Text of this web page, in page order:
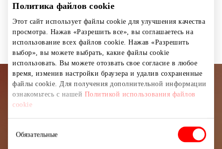
Политика файлов cookie
Этот сайт использует файлы cookie для улучшения качества
просмотра. Нажав «Разрешить все», вы соглашаетесь на
использование всех файлов cookie. Нажав «Разрешить
выбор», вы можете выбрать, какие файлы cookie
использовать. Вы можете отозвать свое согласие в любое
время, изменив настройки браузера и удалив сохраненные
файлы cookie. Для получения дополнительной информации
ознакомьтесь с нашей Политикой использования файлов
cookie
согласия
Обязательные
Магазины Ювелирные украшения и аксессуары
Подписывайтесь на рассылку
Узнайте первыми о лучших предложениях,
мероприятиях и самой свежей информации от